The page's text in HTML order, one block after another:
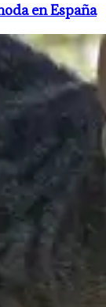
en España